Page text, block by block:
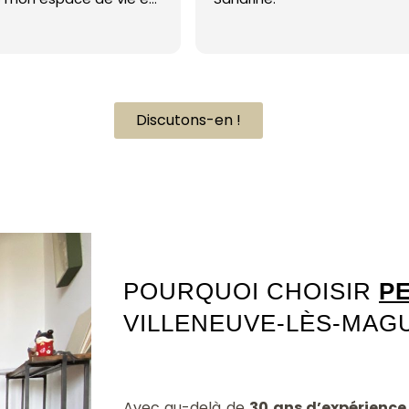
de paix. Sa
souci du détail
sens vraiment
unique et
énorme merci
mes rêves de
réalité ! 5 étoiles
pour exprimer ma
Discutons-en !
POURQUOI CHOISIR
VILLENEUVE-LÈS-